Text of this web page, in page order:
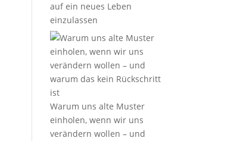
auf ein neues Leben
einzulassen
Warum uns alte Muster
einholen, wenn wir uns
verändern wollen – und